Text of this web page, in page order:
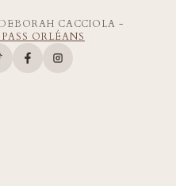
CACCIOLA -
PASS ORLÉANS
TikTok de Deborah
Page Facebook de
Compte Instagram